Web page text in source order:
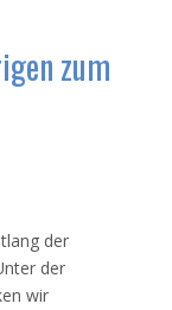
zum
der
der
wir